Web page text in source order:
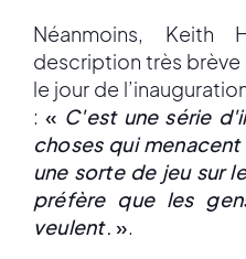
Néanmoins,
description très brève
le jour de
:« C'est une série
choses qui
une sorte de jeu sur
préfère que les
veulent . »